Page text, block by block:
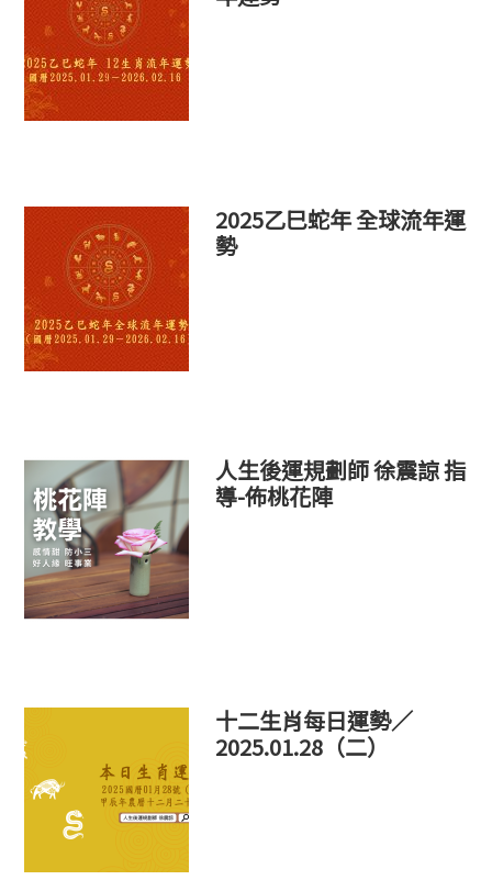
2025乙巳蛇年 全球流年運
勢
人生後運規劃師 徐震諒 指
導-佈桃花陣
十二生肖每日運勢／
2025.01.28（二）